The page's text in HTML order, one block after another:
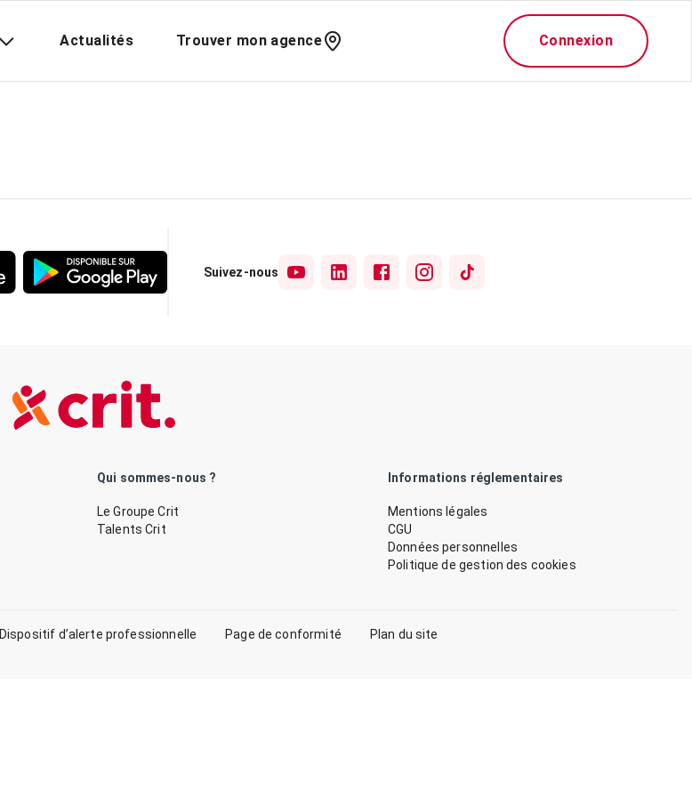
Actualités Trouver mon agence Connexion
Suivez-nous
Qui sommes-nous ?
Le Groupe Crit
Talents Crit
Informations réglementaires
Mentions légales
CGU
Données personnelles
Politique de gestion des cookies
Dispositif d’alerte professionnelle Page de conformité Plan du site